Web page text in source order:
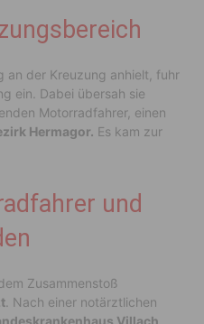
an der Kreuzung anhielt, fuhr
ein. Dabei übersah sie
Motorradfahrer, einen
Hermagor. Es kam zur
und
Zusammenstoß
. Nach einer notärztlichen
Villach